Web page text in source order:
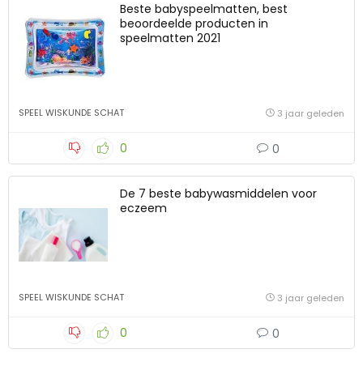
Beste babyspeelmatten, best
beoordeelde producten in
speelmatten 2021
SPEEL WISKUNDE SCHAT 3 jaar geleden
0 0
De 7 beste babywasmiddelen voor
eczeem
SPEEL WISKUNDE SCHAT 3 jaar geleden
0 0